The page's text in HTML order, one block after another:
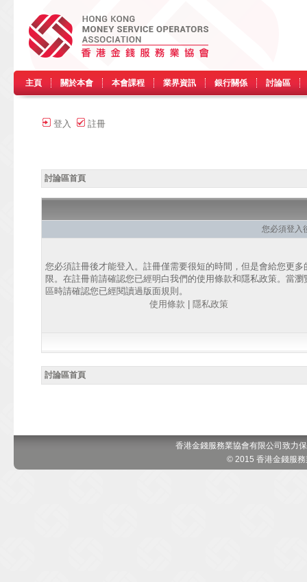
主頁 關於本會 本會課程 業界資訊 銀行關係 討論區
登入 註冊
討論區首頁
您必須登入
您必須註冊後才能登入。註冊僅需要很短的時間，但是會給您更多
限。在註冊前請確認您已經明白我們的使用條款和隱私政策。當瀏
區時請確認您已經閱讀過版面規則。
使用條款
隱私政策
討論區首頁
香港金錢服務業協會有限公司致力
© 2015 香港金錢服